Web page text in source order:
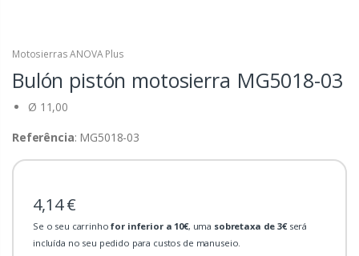
Motosierras ANOVA Plus
Bulón pistón motosierra MG5018-03
Ø 11,00
Referência: MG5018-03
4,14 €
Se o seu carrinhofor inferior a 10€, uma sobretaxa de 3€será
incluída no seu pedido para custos de manuseio.